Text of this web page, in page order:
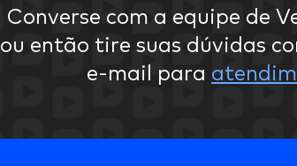
Converse com a equipe de
ou então tire suas dúvidas
e-mail para